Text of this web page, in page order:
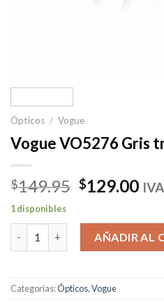
Ópticos / Vogue
Vogue VO5276 Gris
$149.95 El
original
era:
$149.95.
$129.00El
es:
1 disponibles
Vogue VO5276 Gris traslúcido
AÑADIR AL
Categorías:Ópticos,Vogue